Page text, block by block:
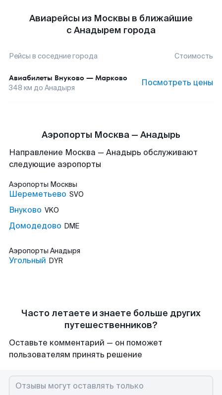
Авиарейсы из Москвы в ближайшие
с Анадырем города
Рейсы в соседние города Стоимость
Авиабилеты Внуково — Марково
348 км до Анадыря Посмотреть цены
Аэропорты Москва — Анадырь
Направление Москва — Анадырь обслуживают
следующие аэропорты
Аэропорты Москвы
Шереметьево SVO
Внуково VKO
Домодедово DME
Аэропорты Анадыря
Угольный DYR
Часто летаете и знаете больше других
путешественников?
Оставьте комментарий — он поможет
пользователям принять решение